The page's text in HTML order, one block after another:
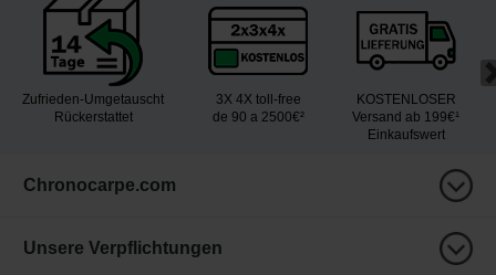
Zufrieden-Umgetauscht
Rückerstattet
3X 4X toll-free
de 90 a 2500€²
KOSTENLOSER
Versand ab 199€¹
Einkaufswert
Chronocarpe.com
Unsere Verpflichtungen